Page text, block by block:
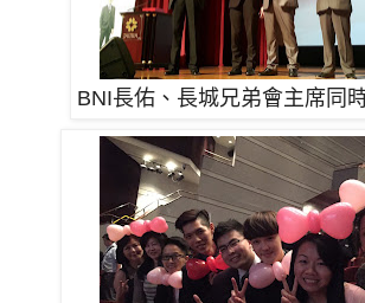
BNI長佑、長城兄弟會主席同